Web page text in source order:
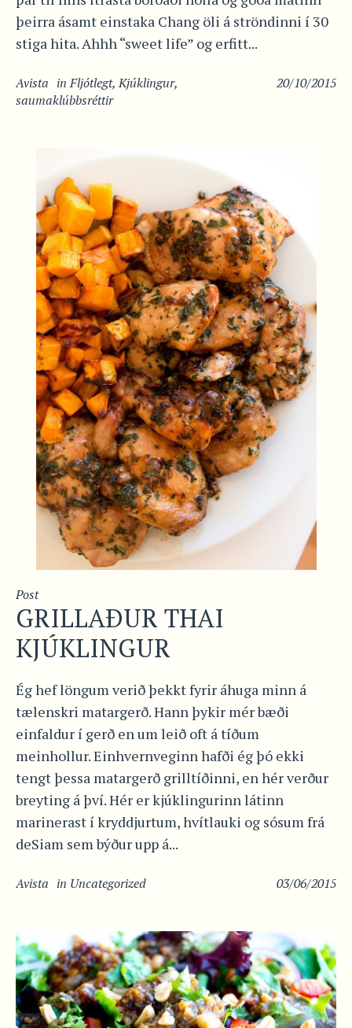
þeirra ásamt einstaka Chang öli á ströndinni í 30
stiga hita. Ahhh “sweet life” og erfitt...
20/10/2015
Avista inFljótlegt,Kjúklingur,
saumaklúbbsréttir
Post
GRILLAÐUR THAI
KJÚKLINGUR
Ég hef löngum verið þekkt fyrir áhuga minn á
tælenskri matargerð. Hann þykir mér bæði
einfaldur í gerð en um leið oft á tíðum
meinhollur. Einhvernveginn hafði ég þó ekki
tengt þessa matargerð grilltíðinni, en hér verður
breyting á því. Hér er kjúklingurinn látinn
marinerast í kryddjurtum, hvítlauki og sósum frá
deSiam sem býður upp á...
03/06/2015
Avista in Uncategorized